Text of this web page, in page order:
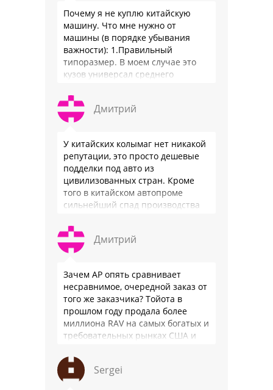
Почему я не куплю китайскую
машину. Что мне нужно от
машины (в порядке убывания
важности): 1.Правильный
типоразмер. В моем случае это
кузов универсал среднего
быть уверенным, что она меня
везде довезет и …
Дмитрий
У китайских колымаг нет никакой
репутации, это просто дешевые
подделки под авто из
цивилизованных стран. Кроме
того в китайском автопроме
сильнейший спад производства
почти все китайские
производители работают …
Дмитрий
Зачем АР опять сравнивает
несравнимое, очередной заказ от
того же заказчика? Тойота в
прошлом году продала более
миллиона RAV на самых богатых и
требовательных рынках США и
подтвердив статус …
Sergei